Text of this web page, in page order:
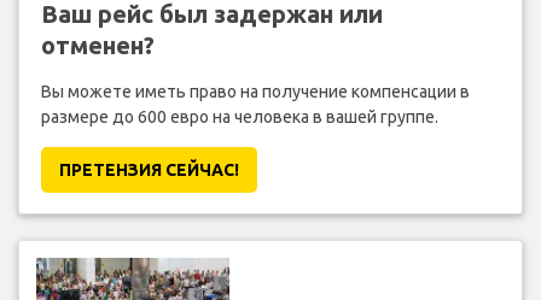
Ваш рейс был задержан или
отменен?
Вы можете иметь право на получение компенсации в
размере до 600 евро на человека в вашей группе.
ПРЕТЕНЗИЯ CЕЙЧАС!